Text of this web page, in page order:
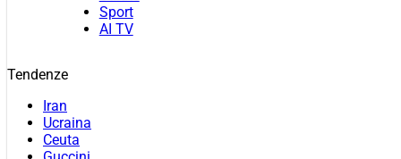
Sport
AI TV
Tendenze
Iran
Ucraina
Ceuta